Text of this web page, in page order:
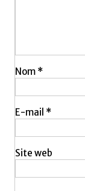
Nom *
E-mail *
Site web